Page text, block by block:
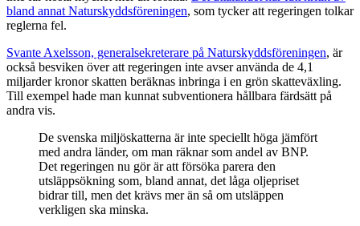
bland annat Naturskyddsföreningen, som tycker att regeringen tolkar
reglerna fel.
Svante Axelsson, generalsekreterare på Naturskyddsföreningen, är
också besviken över att regeringen inte avser använda de 4,1
miljarder kronor skatten beräknas inbringa i en grön skatteväxling.
Till exempel hade man kunnat subventionera hållbara färdsätt på
andra vis.
De svenska miljöskatterna är inte speciellt höga jämfört
med andra länder, om man räknar som andel av BNP.
Det regeringen nu gör är att försöka parera den
utsläppsökning som, bland annat, det låga oljepriset
bidrar till, men det krävs mer än så om utsläppen
verkligen ska minska.